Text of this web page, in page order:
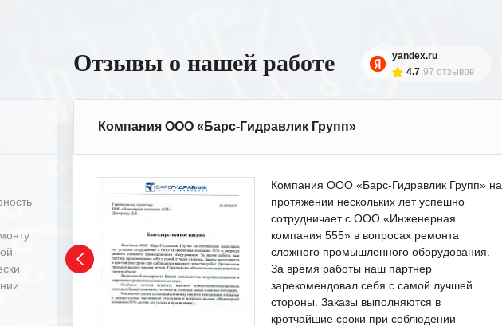
Отзывы о нашей работе
yandex.ru
4.7 97 отзывов
Компания ООО «Барс-Гидравлик Групп»
Компания ООО «Барс-Гидравлик Групп» на
протяжении нескольких лет успешно
сотрудничает с ООО «Инженерная
компания 555» в вопросах ремонта
сложного промышленного оборудования.
За время работы наш партнер
зарекомендовал себя с самой лучшей
стороны. Заказы выполняются в
кротчайшие сроки при соблюдении